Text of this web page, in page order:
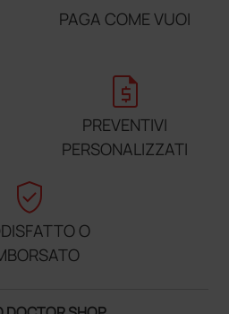
PAGA COME VUOI
request_quote
PREVENTIVI
PERSONALIZZATI
verified_user
O